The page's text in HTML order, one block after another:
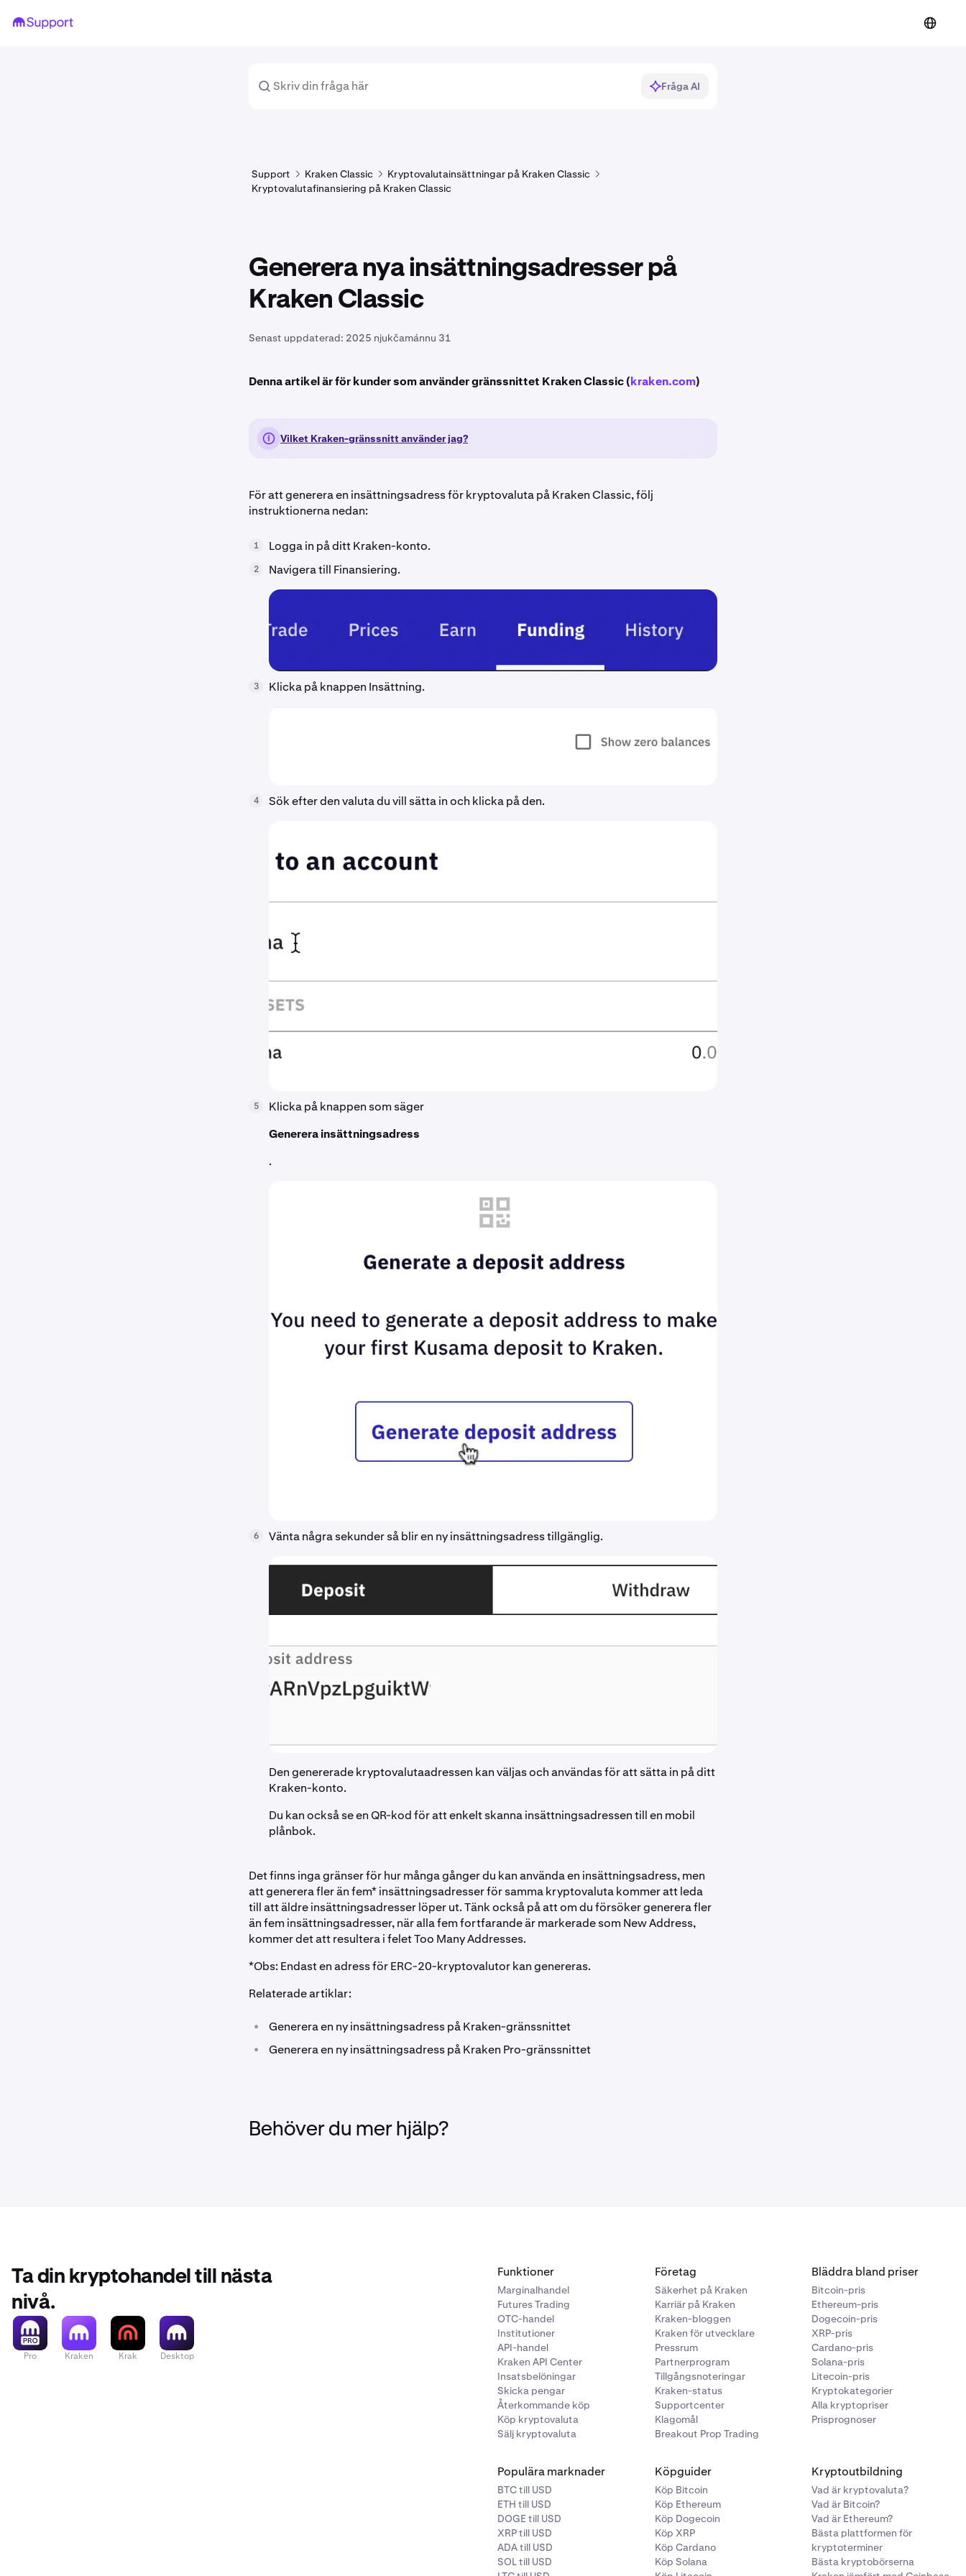
Fråga AI
Support Kraken Classic
Kryptovalutainsättningar på Kraken Classic
Kryptovalutafinansiering på Kraken Classic
Generera nya insättningsadresser på
Kraken Classic
Senast uppdaterad: 2025 njukčamánnu 31
Denna artikel är för kunder som använder gränssnittet Kraken Classic (kraken.com)
Vilket Kraken-gränssnitt använder jag?
För att generera en insättningsadress för kryptovaluta på Kraken Classic, följ
instruktionerna nedan:
1 Logga in på ditt Kraken-konto.
2 Navigera till Finansiering.
3 Klicka på knappen Insättning.
4 Sök efter den valuta du vill sätta in och klicka på den.
5
Klicka på knappen som säger
Generera insättningsadress
.
6 Vänta några sekunder så blir en ny insättningsadress tillgänglig.
Den genererade kryptovalutaadressen kan väljas och användas för att sätta in på ditt
Kraken-konto.
Du kan också se en QR-kod för att enkelt skanna insättningsadressen till en mobil
plånbok.
Det finns inga gränser för hur många gånger du kan använda en insättningsadress, men
att generera fler än fem* insättningsadresser för samma kryptovaluta kommer att leda
till att äldre insättningsadresser löper ut. Tänk också på att om du försöker generera fler
än fem insättningsadresser, när alla fem fortfarande är markerade som New Address,
kommer det att resultera i felet Too Many Addresses.
*Obs: Endast en adress för ERC-20-kryptovalutor kan genereras.
Relaterade artiklar:
• Generera en ny insättningsadress på Kraken-gränssnittet
• Generera en ny insättningsadress på Kraken Pro-gränssnittet
Behöver du mer hjälp?
Ta din kryptohandel till nästa
nivå.
Pro Kraken Krak Desktop
Funktioner
Marginalhandel
Futures Trading
OTC-handel
Institutioner
API-handel
Kraken API Center
Insatsbelöningar
Skicka pengar
Återkommande köp
Köp kryptovaluta
Sälj kryptovaluta
Företag
Säkerhet på Kraken
Karriär på Kraken
Kraken-bloggen
Kraken för utvecklare
Pressrum
Partnerprogram
Tillgångsnoteringar
Kraken-status
Supportcenter
Klagomål
Breakout Prop Trading
Bläddra bland priser
Bitcoin-pris
Ethereum-pris
Dogecoin-pris
XRP-pris
Cardano-pris
Solana-pris
Litecoin-pris
Kryptokategorier
Alla kryptopriser
Prisprognoser
Populära marknader
BTC till USD
ETH till USD
DOGE till USD
XRP till USD
ADA till USD
SOL till USD
Köpguider
Köp Bitcoin
Köp Ethereum
Köp Dogecoin
Köp XRP
Köp Cardano
Köp Solana
Kryptoutbildning
Vad är kryptovaluta?
Vad är Bitcoin?
Vad är Ethereum?
Bästa plattformen för
kryptoterminer
Bästa kryptobörserna